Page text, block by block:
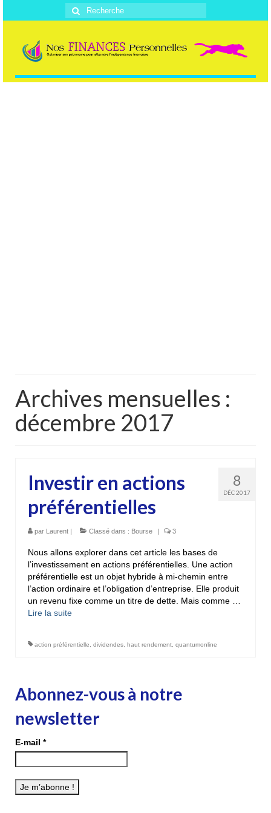
Rechercher
:
Archives mensuelles :
décembre 2017
8
DÉC 2017
Investir en actions
préférentielles
par Laurent | Classé dans : Bourse | 3
Nous allons explorer dans cet article les bases de
l’investissement en actions préférentielles. Une action
préférentielle est un objet hybride à mi-chemin entre
l’action ordinaire et l’obligation d’entreprise. Elle produit
un revenu fixe comme un titre de dette. Mais comme …
Lire la suite­­
action préférentielle dividendes haut rendement quantumonline
Abonnez-vous à notre
newsletter
E-mail *